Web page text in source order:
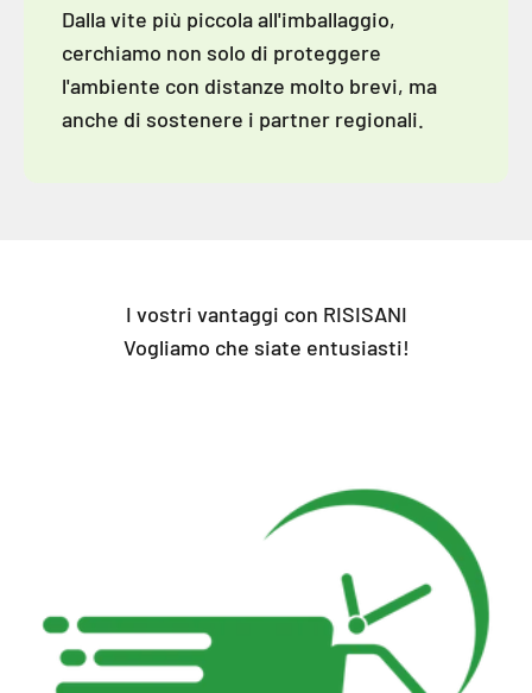
Dalla vite più piccola all'imballaggio,
cerchiamo non solo di proteggere
l'ambiente con distanze molto brevi, ma
anche di sostenere i partner regionali.
I vostri vantaggi con RISISANI
Vogliamo che siate entusiasti!